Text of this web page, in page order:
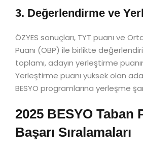
3. Değerlendirme ve
ÖZYES sonuçları, TYT puanı ve
Puanı (OBP) ile birlikte
toplamı, adayın yerleştirme
Yerleştirme puanı yüksek olan
BESYO programlarına yerleşme
2025 BESYO Taban
Başarı Sıralamaları